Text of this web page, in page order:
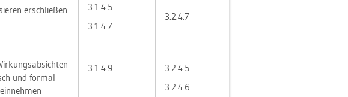
er­schlie­ßen
3.​1.​4.​5
3.​1.​4.​7
3.​2.​4.​7
und for­mal
3.​1.​4.​9
3.​2.​4.​5
3.​2.​4.​6